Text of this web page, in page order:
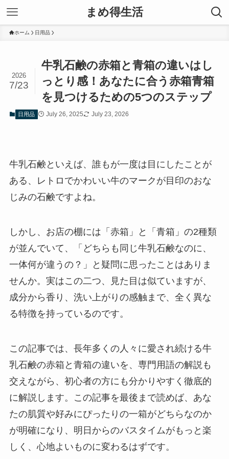
まめ得生活
ホーム 日用品
牛乳石鹸の赤箱と青箱の違いはし
っとり感！あなたに合う赤箱青箱
を見つけるための5つのステップ
2026
7/23
日用品 July 26, 2025 July 23, 2026
牛乳石鹸といえば、誰もが一度は目にしたことが
ある、レトロでかわいい牛のマークが目印のおな
じみの石鹸ですよね。
しかし、お店の棚には「赤箱」と「青箱」の2種類
が並んでいて、「どちらも同じ牛乳石鹸なのに、
一体何が違うの？」と疑問に思ったことはありま
せんか。実はこの二つ、見た目は似ていますが、
成分から香り、洗い上がりの感触まで、全く異な
る特徴を持っているのです。
この記事では、長年多くの人々に愛され続ける牛
乳石鹸の赤箱と青箱の違いを、専門用語の解説も
交えながら、初心者の方にも分かりやすく徹底的
に解説します。この記事を最後まで読めば、あな
たの肌質や好みにぴったりの一箱がどちらなのか
が明確になり、明日からのバスタイムがもっと楽
しく、心地よいものに変わるはずです。